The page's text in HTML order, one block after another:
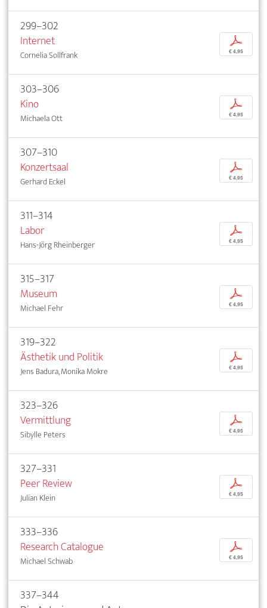
299–302
Internet
Cornelia Sollfrank
p
€ 4,95
303–306
Kino
Michaela Ott
p
€ 4,95
307–310
Konzertsaal
Gerhard Eckel
p
€ 4,95
311–314
Labor
Hans-Jörg Rheinberger
p
€ 4,95
315–317
Museum
Michael Fehr
p
€ 4,95
319–322
Ästhetik und Politik
Jens Badura, Monika Mokre
p
€ 4,95
323–326
Vermittlung
Sibylle Peters
p
€ 4,95
327–331
Peer Review
Julian Klein
p
€ 4,95
333–336
Research Catalogue
Michael Schwab
p
€ 4,95
337–344